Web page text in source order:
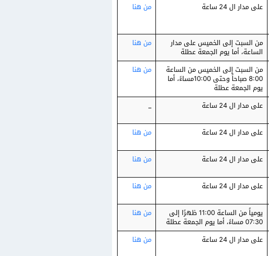
على مدار ال 24 ساعة من هنا
من السبت إلى الخميس على مدار
الساعة، أما يوم الجمعة عطلة
من هنا
من السبت إلى الخميس من الساعة
8:00 صباحاً وحتى 10:00مساءً، أما
يوم الجمعة عطلة
من هنا
على مدار ال 24 ساعة _
على مدار ال 24 ساعة من هنا
على مدار ال 24 ساعة من هنا
على مدار ال 24 ساعة من هنا
يومياً من الساعة 11:00 ظهرًا إلى
07:30 مساءً، أما يوم الجمعة عطلة
من هنا
على مدار ال 24 ساعة من هنا